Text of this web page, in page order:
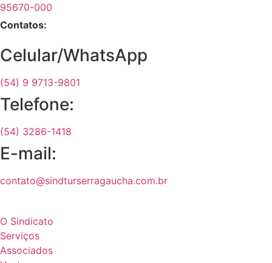
95670-000
Contatos:
Celular/WhatsApp
(54) 9 9713-9801
Telefone:
(54) 3286-1418
E-mail:
contato@sindturserragaucha.com.br
O Sindicato
Serviços
Associados